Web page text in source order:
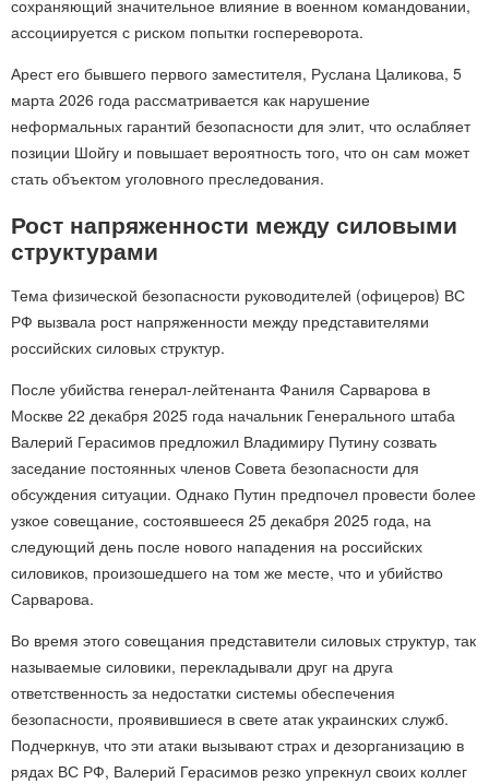
сохраняющий значительное влияние в военном командовании,
ассоциируется с риском попытки госпереворота.
Арест его бывшего первого заместителя, Руслана Цаликова, 5
марта 2026 года рассматривается как нарушение
неформальных гарантий безопасности для элит, что ослабляет
позиции Шойгу и повышает вероятность того, что он сам может
стать объектом уголовного преследования.
Рост напряженности между силовыми
структурами
Тема физической безопасности руководителей (офицеров) ВС
РФ вызвала рост напряженности между представителями
российских силовых структур.
После убийства генерал-лейтенанта Фаниля Сарварова в
Москве 22 декабря 2025 года начальник Генерального штаба
Валерий Герасимов предложил Владимиру Путину созвать
заседание постоянных членов Совета безопасности для
обсуждения ситуации. Однако Путин предпочел провести более
узкое совещание, состоявшееся 25 декабря 2025 года, на
следующий день после нового нападения на российских
силовиков, произошедшего на том же месте, что и убийство
Сарварова.
Во время этого совещания представители силовых структур, так
называемые силовики, перекладывали друг на друга
ответственность за недостатки системы обеспечения
безопасности, проявившиеся в свете атак украинских служб.
Подчеркнув, что эти атаки вызывают страх и дезорганизацию в
рядах ВС РФ, Валерий Герасимов резко упрекнул своих коллег